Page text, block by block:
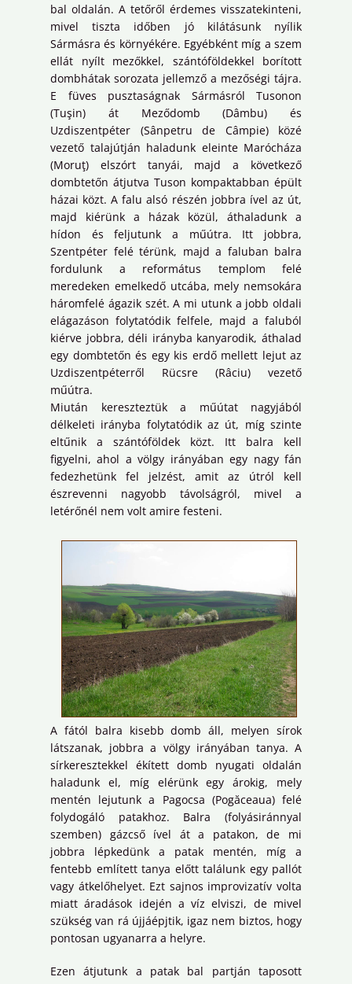
bal oldalán. A tetőről érdemes visszatekinteni,
mivel tiszta időben jó kilátásunk nyílik
Sármásra és környékére. Egyébként míg a szem
ellát nyílt mezőkkel, szántóföldekkel borított
dombhátak sorozata jellemző a mezőségi tájra.
E füves pusztaságnak Sármásról Tusonon
(Tuşin) át Meződomb (Dâmbu) és
Uzdiszentpéter (Sânpetru de Câmpie) közé
vezető talajútján haladunk eleinte Marócháza
(Moruţ) elszórt tanyái, majd a következő
dombtetőn átjutva Tuson kompaktabban épült
házai közt. A falu alsó részén jobbra ível az út,
majd kiérünk a házak közül, áthaladunk a
hídon és feljutunk a műútra. Itt jobbra,
Szentpéter felé térünk, majd a faluban balra
fordulunk a református templom felé
meredeken emelkedő utcába, mely nemsokára
háromfelé ágazik szét. A mi utunk a jobb oldali
elágazáson folytatódik felfele, majd a faluból
kiérve jobbra, déli irányba kanyarodik, áthalad
egy dombtetőn és egy kis erdő mellett lejut az
Uzdiszentpéterről Rücsre (Râciu) vezető
műútra.
Miután kereszteztük a műútat nagyjából
délkeleti irányba folytatódik az út, míg szinte
eltűnik a szántóföldek közt. Itt balra kell
figyelni, ahol a völgy irányában egy nagy fán
fedezhetünk fel jelzést, amit az útról kell
észrevenni nagyobb távolságról, mivel a
letérőnél nem volt amire festeni.
A fától balra kisebb domb áll, melyen sírok
látszanak, jobbra a völgy irányában tanya. A
sírkeresztekkel ékített domb nyugati oldalán
haladunk el, míg elérünk egy árokig, mely
mentén lejutunk a Pagocsa (Pogăceaua) felé
folydogáló patakhoz. Balra (folyásiránnyal
szemben) gázcső ível át a patakon, de mi
jobbra lépkedünk a patak mentén, míg a
fentebb említett tanya előtt találunk egy pallót
vagy átkelőhelyet. Ezt sajnos improvizatív volta
miatt áradások idején a víz elviszi, de mivel
szükség van rá újjáépjtik, igaz nem biztos, hogy
pontosan ugyanarra a helyre.
Ezen átjutunk a patak bal partján taposott